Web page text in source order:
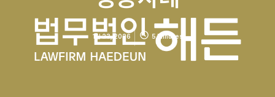
1월 23, 2026 5 Minutes